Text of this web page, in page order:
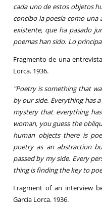
cada uno de estos objetos
concibo la poesía como una
existente, que ha pasado
poemas han sido. Lo
Fragmento de una
Lorca. 1936.
"Poetry is something that
by our side. Everything has
mystery that everything
woman, you guess the
human objects there is
poetry as an abstraction
passed by my side. Every
thing is finding the key to
Fragment of an interview
García Lorca. 1936.